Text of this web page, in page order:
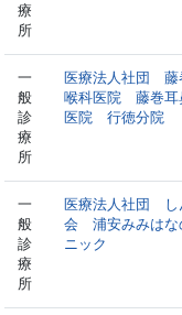
療
所
一
般
診
療
所
医療法人社団 藤
喉科医院 藤巻耳
医院 行徳分院
一
般
診
療
所
医療法人社団 し
会 浦安みみはな
ニック